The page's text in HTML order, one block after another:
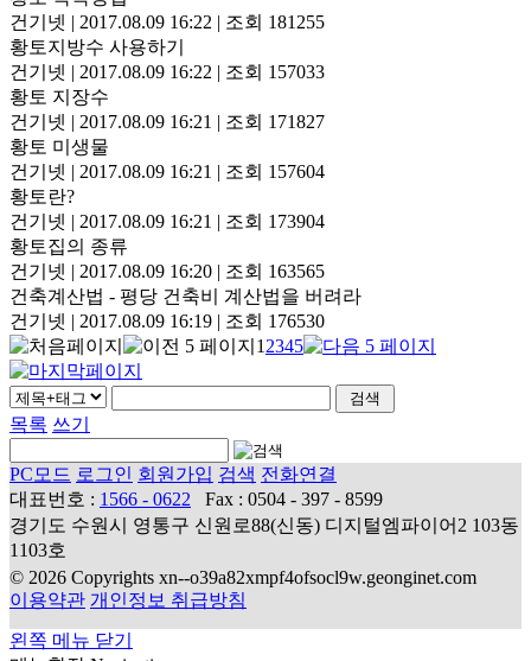
건기넷 | 2017.08.09 16:22 | 조회 181255
황토지방수 사용하기
건기넷 | 2017.08.09 16:22 | 조회 157033
황토 지장수
건기넷 | 2017.08.09 16:21 | 조회 171827
황토 미생물
건기넷 | 2017.08.09 16:21 | 조회 157604
황토란?
건기넷 | 2017.08.09 16:21 | 조회 173904
황토집의 종류
건기넷 | 2017.08.09 16:20 | 조회 163565
건축계산법 - 평당 건축비 계산법을 버려라
건기넷 | 2017.08.09 16:19 | 조회 176530
1 2345
목록 쓰기
PC모드 로그인 회원가입 검색 전화연결
대표번호 : 1566 - 0622
Fax : 0504 - 397 - 8599
경기도 수원시 영통구 신원로88(신동) 디지털엠파이어2 103동
1103호
© 2026 Copyrights xn--o39a82xmpf4ofsocl9w.geonginet.com
이용약관 개인정보 취급방침
왼쪽 메뉴 닫기